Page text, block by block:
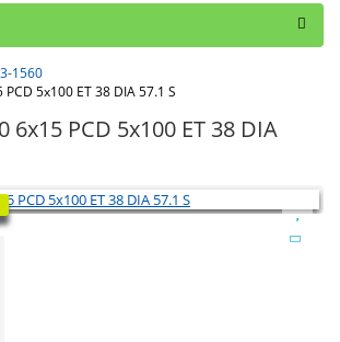
1560
5x100 ET 38 DIA 57.1 S
6x15 PCD 5x100 ET 38 DIA